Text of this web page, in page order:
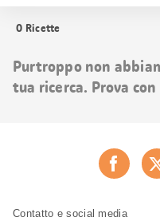
0 Ricette
Purtroppo non
tua ricerca. Prova
Piè
Navigazione
Contatto e social media